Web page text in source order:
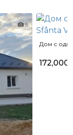
5
Дом с
172,000